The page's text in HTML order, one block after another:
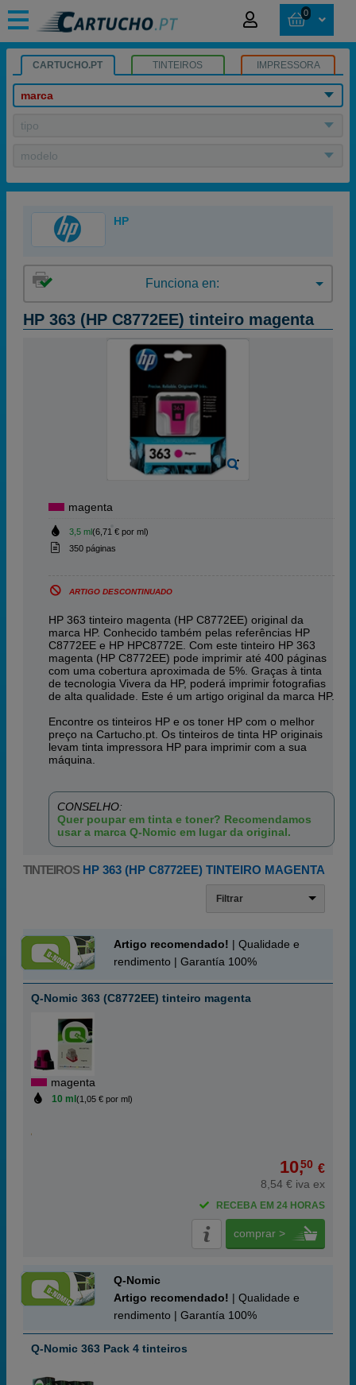
0
CARTUCHO.PT TINTEIROS IMPRESSORA
marca
tipo
modelo
HP
Funciona en:
HP 363 (HP C8772EE) tinteiro magenta
magenta
3,5 ml(6,71 € por ml)
350 páginas
ARTIGO DESCONTINUADO
HP 363 tinteiro magenta (HP C8772EE) original da
marca HP. Conhecido também pelas referências HP
C8772EE e HP HPC8772E. Com este tinteiro HP 363
magenta (HP C8772EE) pode imprimir até 400 páginas
com uma cobertura aproximada de 5%. Graças à tinta
de tecnologia Vivera da HP, poderá imprimir fotografias
de alta qualidade. Este é um artigo original da marca HP.
Encontre os tinteiros HP e os toner HP com o melhor
preço na Cartucho.pt. Os tinteiros de tinta HP originais
levam tinta impressora HP para imprimir com a sua
máquina.
CONSELHO:
Quer poupar em tinta e toner? Recomendamos
usar a marca Q-Nomic em lugar da original.
TINTEIROS HP 363 (HP C8772EE) TINTEIRO MAGENTA
Filtrar
Artigo recomendado! | Qualidade e
rendimento | Garantía 100%
Q-Nomic 363 (C8772EE) tinteiro magenta
magenta
10 ml (1,05 € por ml)
10,50 €
8,54 € iva ex
RECEBA EM 24 HORAS
comprar >
Q-Nomic
Artigo recomendado! | Qualidade e
rendimento | Garantía 100%
Q-Nomic 363 Pack 4 tinteiros